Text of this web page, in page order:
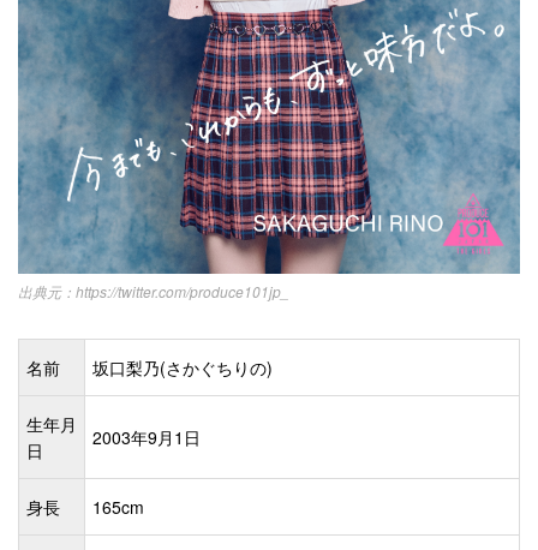
https://twitter.com/produce101jp_
名前 坂口梨乃(さかぐちりの)
生年月
日
2003年9月1日
身長 165cm